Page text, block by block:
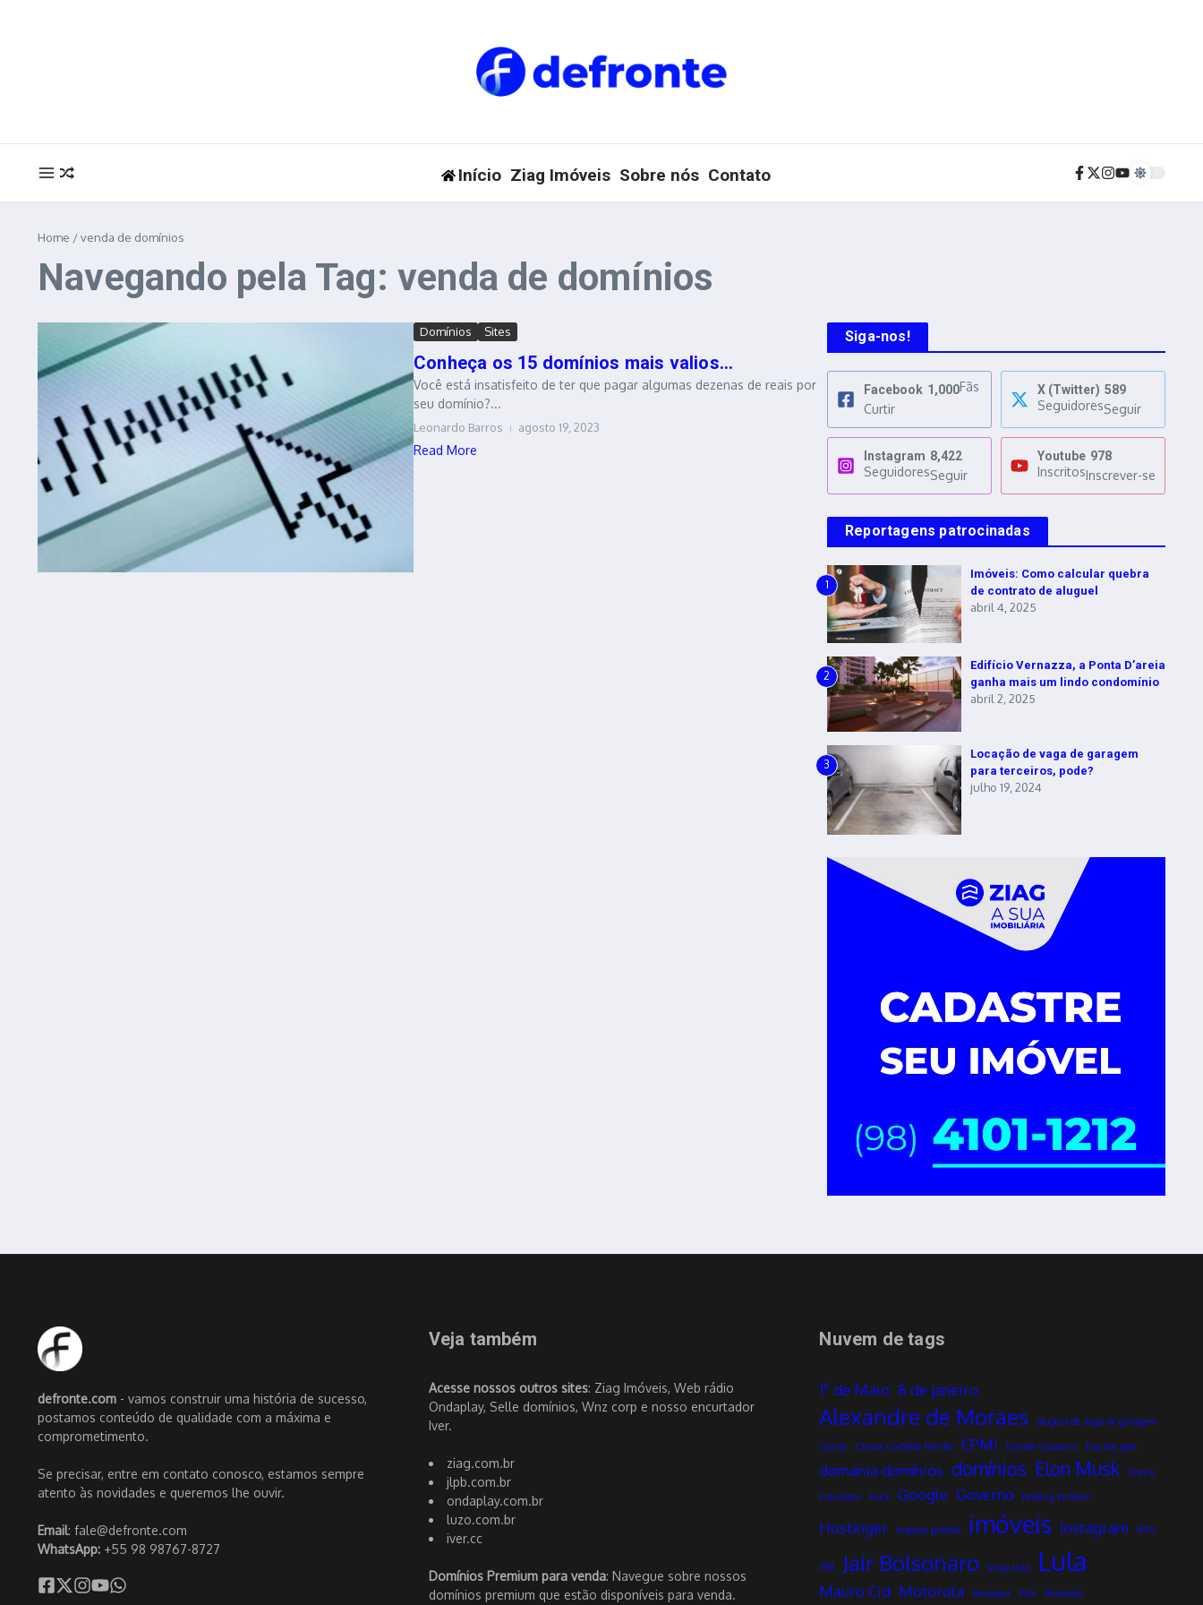
Início Ziag Imóveis Sobre nós Contato
Home /venda de domínios
Navegando pela Tag: venda de domínios
Domínios Sites
Conheça os 15 domínios mais valios...
Você está insatisfeito de ter que pagar algumas dezenas de reais por
seu domínio?...
Leonardo Barros agosto 19, 2023
Read More
Siga-nos!
Facebook 1,000Fãs
Curtir
X (Twitter) 589
SeguidoresSeguir
Instagram 8,422
SeguidoresSeguir
Youtube 978
InscritosInscrever-se
Reportagens patrocinadas
1
Imóveis: Como calcular quebra
de contrato de aluguel
abril 4, 2025
2
Edifício Vernazza, a Ponta D’areia
ganha mais um lindo condomínio
abril 2, 2025
3
Locação de vaga de garagem
para terceiros, pode?
julho 19, 2024
defronte.com - vamos construir uma história de sucesso,
postamos conteúdo de qualidade com a máxima e
comprometimento.
Se precisar, entre em contato conosco, estamos sempre
atento às novidades e queremos lhe ouvir.
Email: fale@defronte.com
WhatsApp: +55 98 98767-8727
Veja também
Acesse nossos outros sites: Ziag Imóveis, Web rádio
Ondaplay, Selle domínios, Wnz corp e nosso encurtador
Iver.
ziag.com.br
jlpb.com.br
ondaplay.com.br
luzo.com.br
iver.cc
Domínios Premium para venda: Navegue sobre nossos
domínios premium que estão disponíveis para venda.
Nuvem de tags
1º de Maio 8 de janeiro
Alexandre de Moraes
aluguel de vaga de garagem
Canva
Chiara Corbella Petrillo CPMI Davide Giovanni Dia dos pais
domania domínios domínios Elon Musk
Enrico
Francesco
Fuck Google Governo holding familiar
Hostinger Imposto predial imóveis Instagram IPTU
ITBI Jair Bolsonaro Janja Lula Lula
Mauro Cid Motorola Pensador PGV Pinterest